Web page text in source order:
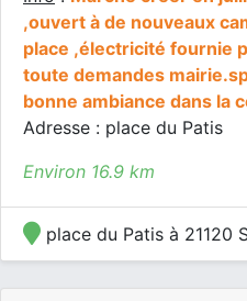
,ouvert à de nouveaux
place ,électricité fournie
toute demandes
bonne ambiance dans la
Adresse : place du Patis
Environ 16.9 km
place du Patis à 21120